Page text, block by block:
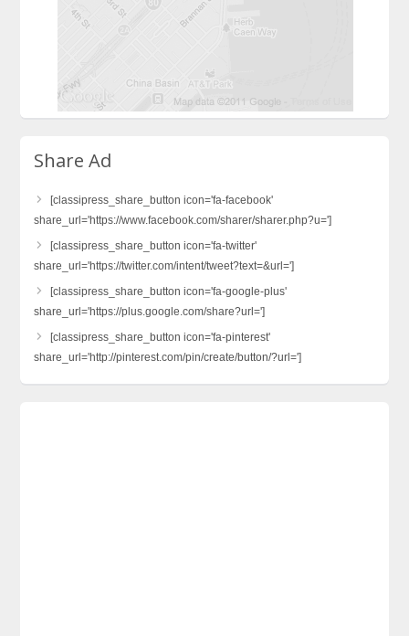
Share Ad
[classipress_share_button icon='fa-facebook'
share_url='https://www.facebook.com/sharer/sharer.php?u=']
[classipress_share_button icon='fa-twitter'
share_url='https://twitter.com/intent/tweet?text=&url=']
[classipress_share_button icon='fa-google-plus'
share_url='https://plus.google.com/share?url=']
[classipress_share_button icon='fa-pinterest'
share_url='http://pinterest.com/pin/create/button/?url=']